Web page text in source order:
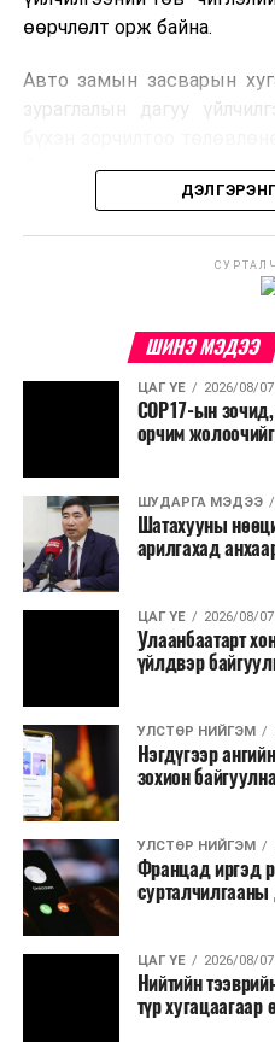
боловсруулах
Ийнхүү лаг хатаах,
улсад өргөн ашиглаж
өөрчлөлт орж байна.
Авто замын засварын
зураглалын дагуу
бодлогын газраас
ШИНЭ МЭДЭЭ
ЦАГ ҮЕ 2026/08/07
COP17-ын
орчим
ШУДАРГА МЭДЭЭ
Шатахууны
арилгахад
ЦАГ ҮЕ 2026/08/07
Улаанбаатарт
үйлдвэр
УЛСТӨР НИЙГЭМ
Нэгдүгээр
зохион байгуулна
УЛСТӨР НИЙГЭМ
Францад иргэд
сурталчилгааны
ЦАГ ҮЕ 2026/08/07
Нийтийн
түр хугацаагаар